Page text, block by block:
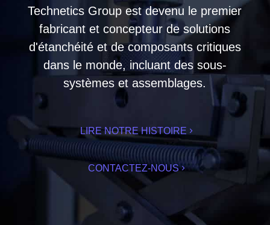
Technetics Group est devenu le premier
fabricant et concepteur de solutions
d'étanchéité et de composants critiques
dans le monde, incluant des sous-
systèmes et assemblages.
LIRE NOTRE HISTOIRE
CONTACTEZ-NOUS